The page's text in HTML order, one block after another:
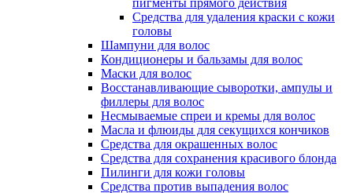
пигменты прямого действия
Средства для удаления краски с кожи
головы
Шампуни для волос
Кондиционеры и бальзамы для волос
Маски для волос
Восстанавливающие сыворотки, ампулы и
филлеры для волос
Несмываемые спреи и кремы для волос
Масла и флюиды для секущихся кончиков
Средства для окрашенных волос
Средства для сохранения красивого блонда
Пилинги для кожи головы
Средства против выпадения волос